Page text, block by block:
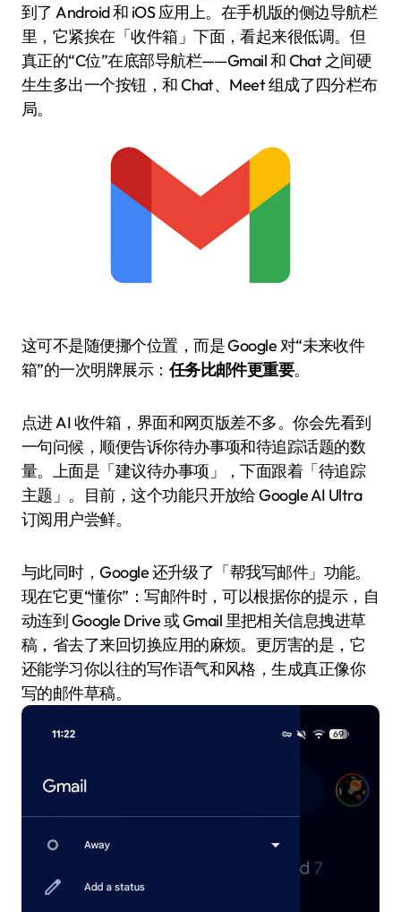
到了 Android 和 iOS 应用上。在手机版的侧边导航栏
里，它紧挨在「收件箱」下面，看起来很低调。但
真正的“C位”在底部导航栏——Gmail 和 Chat 之间硬
生生多出一个按钮，和 Chat、Meet 组成了四分栏布
局。
这可不是随便挪个位置，而是 Google 对“未来收件
箱”的一次明牌展示：任务比邮件更重要。
点进 AI 收件箱，界面和网页版差不多。你会先看到
一句问候，顺便告诉你待办事项和待追踪话题的数
量。上面是「建议待办事项」，下面跟着「待追踪
主题」。目前，这个功能只开放给 Google AI Ultra
订阅用户尝鲜。
与此同时，Google 还升级了「帮我写邮件」功能。
现在它更“懂你”：写邮件时，可以根据你的提示，自
动连到 Google Drive 或 Gmail 里把相关信息拽进草
稿，省去了来回切换应用的麻烦。更厉害的是，它
还能学习你以往的写作语气和风格，生成真正像你
写的邮件草稿。